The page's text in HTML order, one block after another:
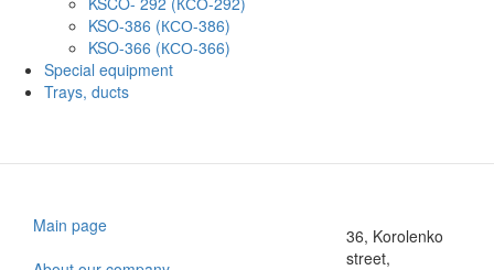
KSO-386 (КСО-386)
KSO-366 (КСО-366)
Special equipment
Trays, ducts
Main page
36, Korolenko
street,